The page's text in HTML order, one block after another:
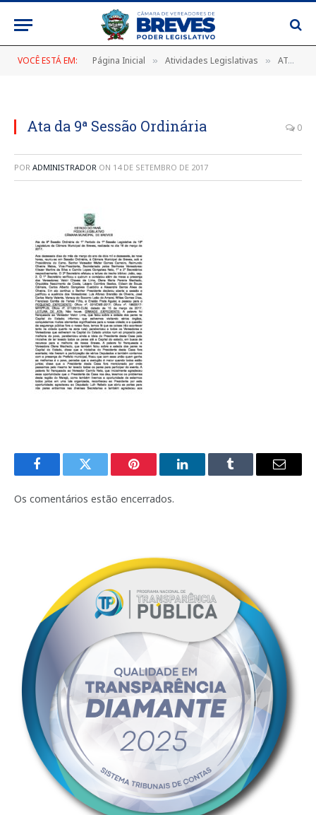
VOCÊ ESTÁ EM: Página Inicial » Atividades Legislativas » ATA DA 9ª SESSÃO ORDINÁRIA DO 1º PERÍODO DA 1ª SESSÃO LEGISLATIVA DA 18ª LEGISLATURA DA CÂMARA MUNICIPAL DE BREVES, DE 16 DE MARÇO DE 2017
Ata da 9ª Sessão Ordinária 0
POR ADMINISTRADOR ON 14 DE SETEMBRO DE 2017
FacebookTwitter Pinterest LinkedInTumblr
E-
Os comentários estão encerrados.